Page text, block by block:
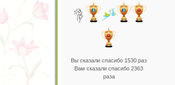
Вы сказали спасибо 1530 раз
Вам сказали спасибо 2363
раза